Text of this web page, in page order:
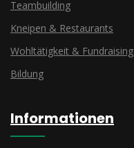
Teambuilding
Kneipen & Restaurants
Wohltätigkeit & Fundraising
Bildung
Informationen